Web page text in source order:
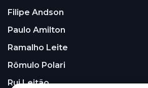
Filipe Andson
Paulo Amilton
Ramalho Leite
Rômulo Polari
Rui Leitão